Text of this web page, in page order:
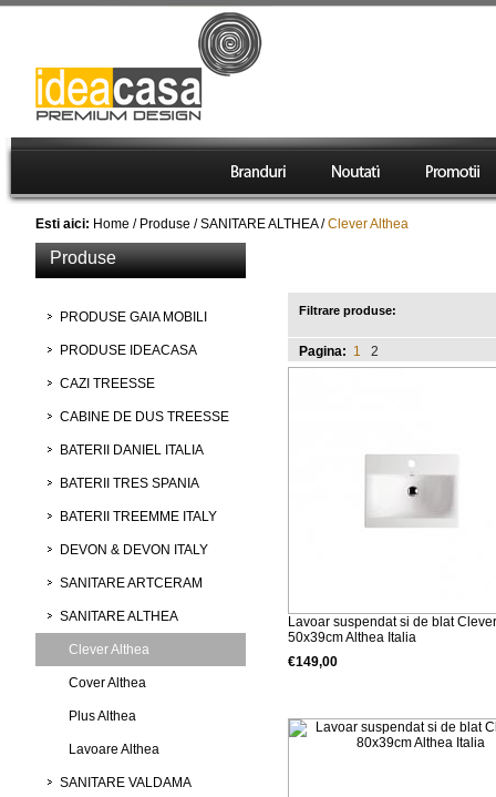
Esti aici: Home / Produse /SANITARE ALTHEA/Clever Althea
Produse
PRODUSE GAIA MOBILI
PRODUSE IDEACASA
CAZI TREESSE
CABINE DE DUS TREESSE
BATERII DANIEL ITALIA
BATERII TRES SPANIA
BATERII TREEMME ITALY
DEVON & DEVON ITALY
SANITARE ARTCERAM
SANITARE ALTHEA
Clever Althea
Cover Althea
Plus Althea
Lavoare Althea
SANITARE VALDAMA
Filtrare produse:
Pagina: 1 2
Lavoar suspendat si de blat Clever
50x39cm Althea Italia
€149,00